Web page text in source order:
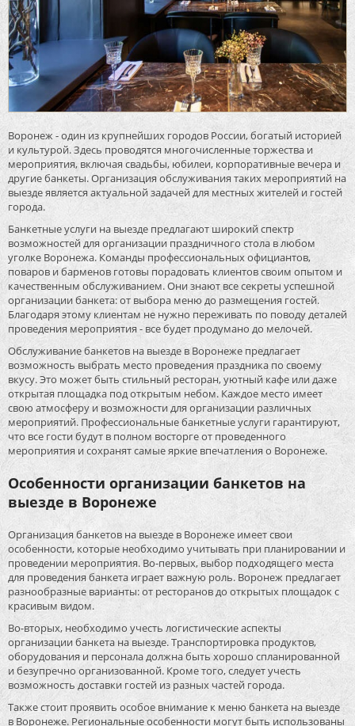
Воронеж - один из крупнейших городов России, богатый историей
и культурой. Здесь проводятся многочисленные торжества и
мероприятия, включая свадьбы, юбилеи, корпоративные вечера и
другие банкеты. Организация обслуживания таких мероприятий на
выезде является актуальной задачей для местных жителей и гостей
города.
Банкетные услуги на выезде предлагают широкий спектр
возможностей для организации праздничного стола в любом
уголке Воронежа. Команды профессиональных официантов,
поваров и барменов готовы порадовать клиентов своим опытом и
качественным обслуживанием. Они знают все секреты успешной
организации банкета: от выбора меню до размещения гостей.
Благодаря этому клиентам не нужно переживать по поводу деталей
проведения мероприятия - все будет продумано до мелочей.
Обслуживание банкетов на выезде в Воронеже предлагает
возможность выбрать место проведения праздника по своему
вкусу. Это может быть стильный ресторан, уютный кафе или даже
открытая площадка под открытым небом. Каждое место имеет
свою атмосферу и возможности для организации различных
мероприятий. Профессиональные банкетные услуги гарантируют,
что все гости будут в полном восторге от проведенного
мероприятия и сохранят самые яркие впечатления о Воронеже.
Особенности организации банкетов на
выезде в Воронеже
Организация банкетов на выезде в Воронеже имеет свои
особенности, которые необходимо учитывать при планировании и
проведении мероприятия. Во-первых, выбор подходящего места
для проведения банкета играет важную роль. Воронеж предлагает
разнообразные варианты: от ресторанов до открытых площадок с
красивым видом.
Во-вторых, необходимо учесть логистические аспекты
организации банкета на выезде. Транспортировка продуктов,
оборудования и персонала должна быть хорошо спланированной
и безупречно организованной. Кроме того, следует учесть
возможность доставки гостей из разных частей города.
Также стоит проявить особое внимание к меню банкета на выезде
в Воронеже. Региональные особенности могут быть использованы